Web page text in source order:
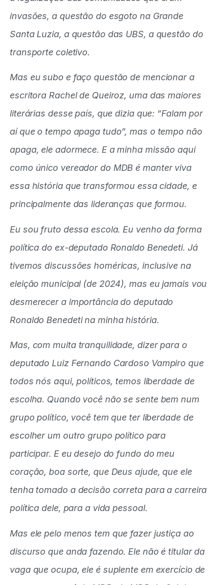
invasões, a questão do esgoto na Grande
Santa Luzia, a questão das UBS, a questão do
transporte coletivo.
Mas eu subo e faço questão de mencionar a
escritora Rachel de Queiroz, uma das maiores
literárias desse país, que dizia que: “Falam por
aí que o tempo apaga tudo”, mas o tempo não
apaga, ele adormece. E a minha missão aqui
como único vereador do MDB é manter viva
essa história que transformou essa cidade, e
principalmente das lideranças que formou.
Eu sou fruto dessa escola. Eu venho da forma
política do ex-deputado Ronaldo Benedeti. Já
tivemos discussões homéricas, inclusive na
eleição municipal (de 2024), mas eu jamais vou
desmerecer a importância do deputado
Ronaldo Benedeti na minha história.
Mas, com muita tranquilidade, dizer para o
deputado Luiz Fernando Cardoso Vampiro que
todos nós aqui, políticos, temos liberdade de
escolha. Quando você não se sente bem num
grupo político, você tem que ter liberdade de
escolher um outro grupo político para
participar. E eu desejo do fundo do meu
coração, boa sorte, que Deus ajude, que ele
tenha tomado a decisão correta para a carreira
política dele, para a vida pessoal.
Mas ele pelo menos tem que fazer justiça ao
discurso que anda fazendo. Ele não é titular da
vaga que ocupa, ele é suplente em exercício de